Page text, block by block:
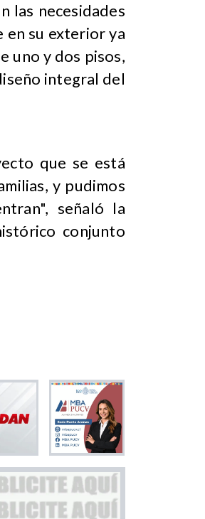
las necesidades
en su exterior ya
uno y dos pisos,
integral del
que se está
y pudimos
señaló la
conjunto